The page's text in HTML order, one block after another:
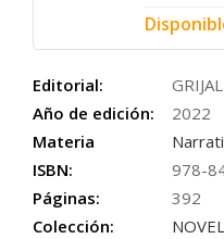
Editorial:
Año de edición:
2022
Materia
ISBN:
978-
Páginas:
392
Colección: